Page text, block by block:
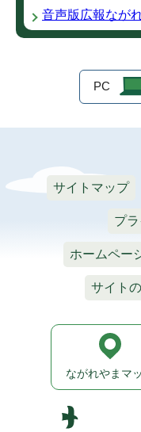
音声版広報なが
PC
サイトマップ
プ
ホームペー
サイト
ながれやまマ